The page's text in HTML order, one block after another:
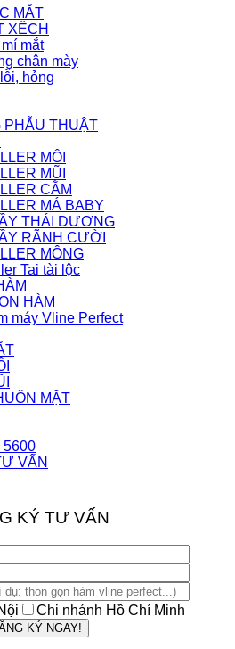
MẮT
XẾCH
mắt
chân mày
hỏng
PHẪU THUẬT
MÔI
MŨI
CẰM
MÁ BABY
THÁI DƯƠNG
RÃNH CƯỜI
MÔNG
Tai tài lộc
HÀM
máy Vline Perfect
MẶT
5600
VẤN
KÝ TƯ VẤN
Chi nhánh Hồ Chí Minh